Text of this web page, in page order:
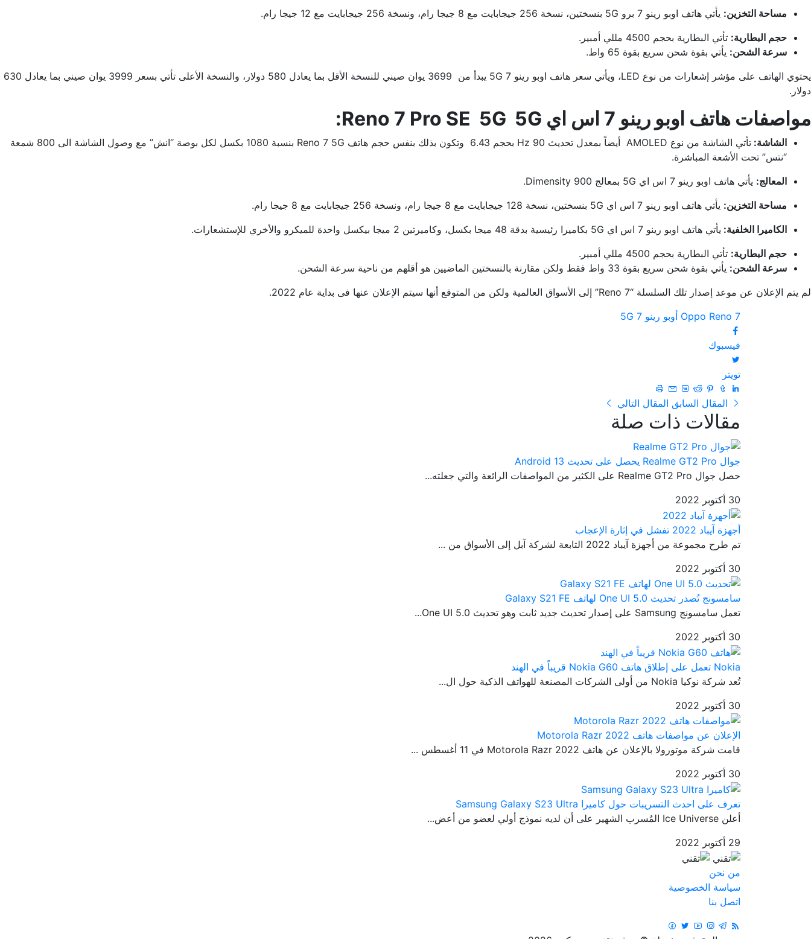
مساحة التخزين: يأتي هاتف اوبو رينو 7 برو 5G بنسختين، نسخة 256 جيجابايت مع 8 جيجا رام، ونسخة 256 جيجابايت مع 12 جيجا رام.
حجم البطارية: تأتي البطارية بحجم 4500 مللي أمبير.
سرعة الشحن: يأتي بقوة شحن سريع بقوة 65 واط.
يحتوي الهاتف على مؤشر إشعارات من نوع LED، ويأتي سعر هاتف اوبو رينو 7 5G يبدأ من 3699 يوان صيني للنسخة الأقل بما يعادل 580 دولار، والنسخة الأعلى تأتي بسعر 3999 يوان صيني بما يعادل 630
دولار.
مواصفات هاتف اوبو رينو 7 اس اي Reno 7 Pro SE 5G 5G:
الشاشة:
تأتي الشاشة من نوع AMOLED أيضاً بمعدل تحديث 90 Hz بحجم 6.43 وتكون بذلك بنفس حجم هاتف Reno 7 5G بنسبة 1080 بكسل لكل بوصة “انش” مع وصول الشاشة الى 800 شمعة
“نتس” تحت الأشعة المباشرة.
المعالج: يأتي هاتف اوبو رينو 7 اس اي 5G بمعالج Dimensity 900.
مساحة التخزين: يأتي هاتف اوبو رينو 7 اس اي 5G بنسختين، نسخة 128 جيجابايت مع 8 جيجا رام، ونسخة 256 جيجابايت مع 8 جيجا رام.
الكاميرا الخلفية: يأتي هاتف اوبو رينو 7 اس اي 5G بكاميرا رئيسية بدقة 48 ميجا بكسل، وكاميرتين 2 ميجا بيكسل واحدة للميكرو والأخري للإستشعارات.
حجم البطارية: تأتي البطارية بحجم 4500 مللي أمبير.
سرعة الشحن: يأتي بقوة شحن سريع بقوة 33 واط فقط ولكن مقارنة بالنسختين الماضيين هو أقلهم من ناحية سرعة الشحن.
لم يتم الإعلان عن موعد إصدار تلك السلسلة “Reno 7” إلى الأسواق العالمية ولكن من المتوقع أنها سيتم الإعلان عنها فى بداية عام 2022.
Oppo Reno 7 أوبو رينو 7 5G
فيسبوك
تويتر
المقال السابق المقال التالي
مقالات ذات صلة
جوال Realme GT2 Pro يحصل على تحديث Android 13
حصل جوال Realme GT2 Pro على الكثير من المواصفات الرائعة والتي جعلته...
30 أكتوبر 2022
أجهزة آيباد 2022 تفشل في إثارة الإعجاب
تم طرح مجموعة من أجهزة آيباد 2022 التابعة لشركة آبل إلى الأسواق من ...
30 أكتوبر 2022
سامسونج تُصدر تحديث One UI 5.0 لهاتف Galaxy S21 FE
تعمل سامسونج Samsung على إصدار تحديث جديد ثابت وهو تحديث One UI 5.0...
30 أكتوبر 2022
Nokia تعمل على إطلاق هاتف Nokia G60 قريباً في الهند
تُعد شركة نوكيا Nokia من أولى الشركات المصنعة للهواتف الذكية حول ال...
30 أكتوبر 2022
الإعلان عن مواصفات هاتف Motorola Razr 2022
قامت شركة موتورولا بالإعلان عن هاتف Motorola Razr 2022 في 11 أغسطس ...
30 أكتوبر 2022
تعرف على احدث التسريبات حول كاميرا Samsung Galaxy S23 Ultra
أعلن Ice Universe المُسرب الشهير على أن لديه نموذج أولي لعضو من أعض...
29 أكتوبر 2022
من نحن
سياسة الخصوصية
اتصل بنا